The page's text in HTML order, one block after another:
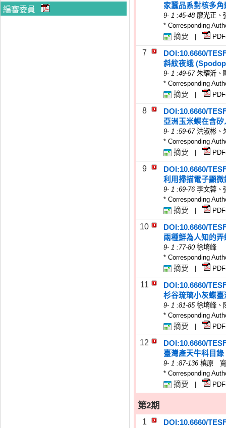
編審委員
家蠶品系對核多
9- 1 :45-48 廖光正、
* Corresponding
摘要
7
DOI:10.6660/
斜紋夜蛾
9- 1 :49-57 朱耀沂、
* Corresponding
摘要
8
DOI:10.6660/
亞洲玉米螟在含
9- 1 :59-67 洪淑彬、
* Corresponding
摘要
9
DOI:10.6660/
利用掃描電子顯
9- 1 :69-76 李文蓉、
* Corresponding
摘要
10
DOI:10.6660/
兩種鮮為人知的
9- 1 :77-80 徐堉峰
* Corresponding
摘要
11
DOI:10.6660/
杉谷琉璃小灰蝶
9- 1 :81-85 徐堉峰、
* Corresponding
摘要
12
DOI:10.6660/
臺灣產天牛科目
9- 1 :87-136 槙原 寬
* Corresponding
摘要
第2期
1
DOI:10.6660/